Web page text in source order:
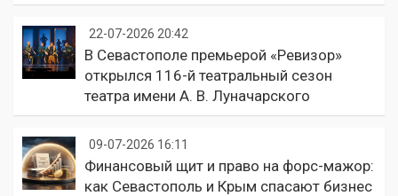
22-07-2026 20:42
В Севастополе премьерой «Ревизор»
открылся 116-й театральный сезон
театра имени А. В. Луначарского
09-07-2026 16:11
Финансовый щит и право на форс-мажор:
как Севастополь и Крым спасают бизнес